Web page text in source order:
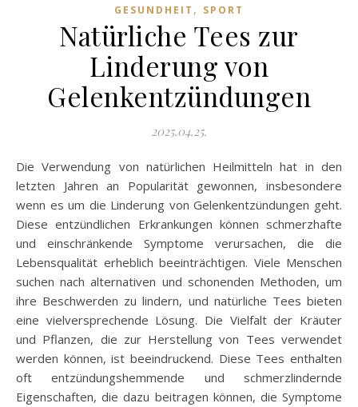
GESUNDHEIT , SPORT
Natürliche Tees zur
Linderung von
Gelenkentzündungen
2025.04.25.
Die Verwendung von natürlichen Heilmitteln hat in den
letzten Jahren an Popularität gewonnen, insbesondere
wenn es um die Linderung von Gelenkentzündungen geht.
Diese entzündlichen Erkrankungen können schmerzhafte
und einschränkende Symptome verursachen, die die
Lebensqualität erheblich beeinträchtigen. Viele Menschen
suchen nach alternativen und schonenden Methoden, um
ihre Beschwerden zu lindern, und natürliche Tees bieten
eine vielversprechende Lösung. Die Vielfalt der Kräuter
und Pflanzen, die zur Herstellung von Tees verwendet
werden können, ist beeindruckend. Diese Tees enthalten
oft entzündungshemmende und schmerzlindernde
Eigenschaften, die dazu beitragen können, die Symptome